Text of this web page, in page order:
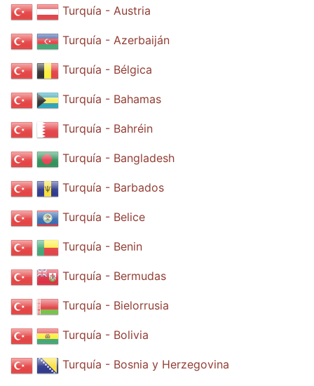
Turquía - Austria
Turquía - Azerbaiján
Turquía - Bélgica
Turquía - Bahamas
Turquía - Bahréin
Turquía - Bangladesh
Turquía - Barbados
Turquía - Belice
Turquía - Benin
Turquía - Bermudas
Turquía - Bielorrusia
Turquía - Bolivia
Turquía - Bosnia y Herzegovina